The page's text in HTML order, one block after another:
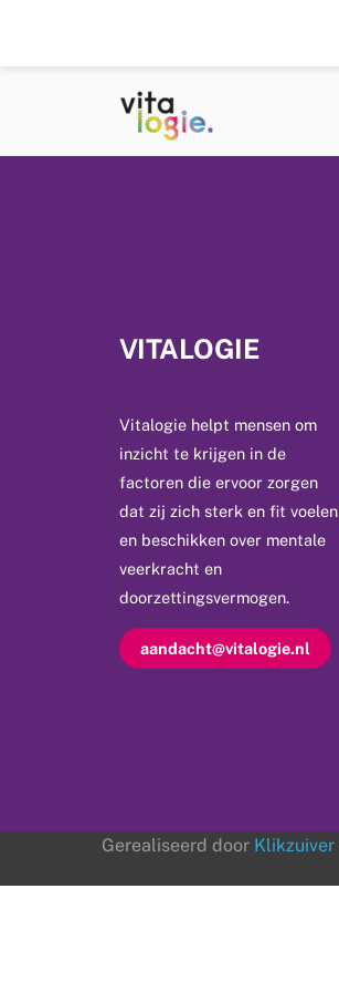
content
VITALOGIE
Vitalogie helpt mensen om
inzicht te krijgen in de
factoren die ervoor zorgen
dat zij zich sterk en fit voelen
en beschikken over mentale
veerkracht en
doorzettingsvermogen.
aandacht@vitalogie.nl
Gerealiseerd door Klikzuiver